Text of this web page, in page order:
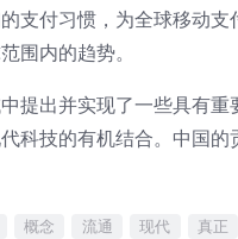
支付习惯，为全球移动
围内的趋势。
提出并实现了一些具有
科技的有机结合。中国
概念 流通 现代 真正